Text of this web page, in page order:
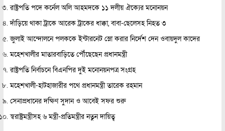
রাষ্ট্রপতি পদে কর্নেল অলি আহমদকে ১১ দলীয় ঐক্যের মনোনয়ন
দাঁড়িয়ে থাকা ট্রাকে আরেক ট্রাকের ধাক্কা, বাবা-ছেলেসহ নিহত ৩
জুলাই আন্দোলনে পলককে ইন্টারনেট স্লো করার নির্দেশ দেন ওবায়দুল কাদের
মহেশখালীর মাতারবাড়িতে পৌঁছেছেন প্রধানমন্ত্রী
রাষ্ট্রপতি নির্বাচনে বিএনপির দুই মনোনয়নপত্র সংগ্রহ
মহেশখালী-হাটহাজারীর পথে প্রধানমন্ত্রী তারেক রহমান
সেনাপ্রধানের দক্ষিণ সুদান ও আবেই সফর শুরু
স্বরাষ্ট্রমন্ত্রীসহ ৬ মন্ত্রী-প্রতিমন্ত্রীর নতুন দায়িত্ব